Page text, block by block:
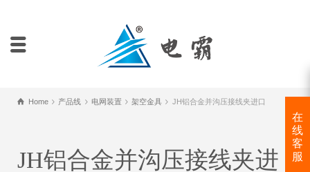
Home 产品线 电网装置 架空金具 JH铝合金并沟压接线夹进口
JH铝合金并沟压接线夹进
在
线
客
服